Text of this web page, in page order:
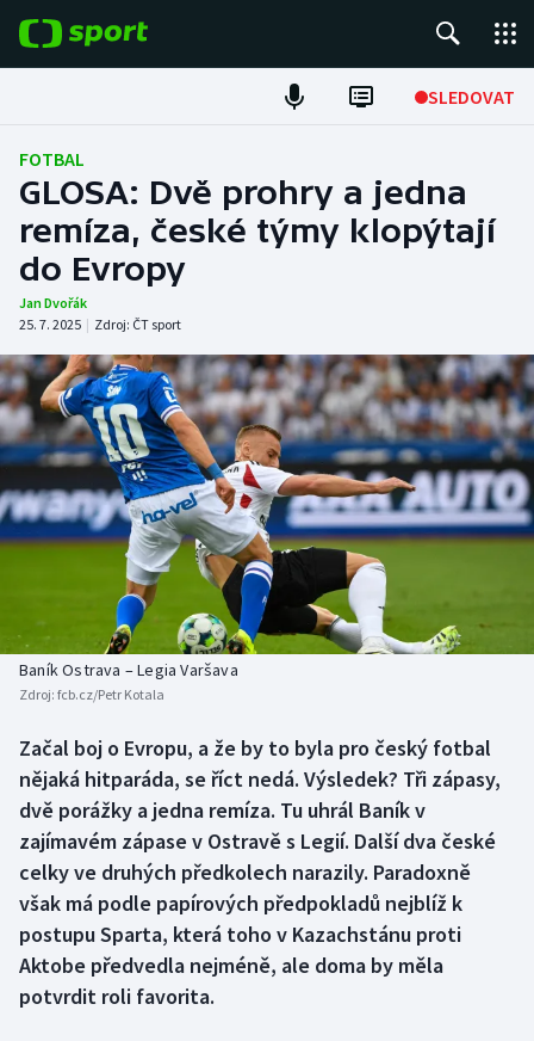
SLEDOVAT
Fotbal
Hokej
Tenis
Atletika
Cyklistika
DALŠÍ SPORTY
Americký fotbal
Baseball a softbal
Basketbal
Biatlon
Box
Curling
Dostihy
Florbal
Futsal
NEPŘEHLÉDNĚTE
Soutěže
Historické návraty
Aplikace ČT sport
FOTBAL
GLOSA: Dvě prohry a jedna
remíza, české týmy klopýtají
do Evropy
Jan Dvořák
25. 7. 2025 | Zdroj: ČT sport
Baník Ostrava – Legia Varšava
Zdroj: fcb.cz/Petr Kotala
Začal boj o Evropu, a že by to byla pro český fotbal
nějaká hitparáda, se říct nedá. Výsledek? Tři zápasy,
dvě porážky a jedna remíza. Tu uhrál Baník v
zajímavém zápase v Ostravě s Legií. Další dva české
celky ve druhých předkolech narazily. Paradoxně
však má podle papírových předpokladů nejblíž k
postupu Sparta, která toho v Kazachstánu proti
Aktobe předvedla nejméně, ale doma by měla
potvrdit roli favorita.